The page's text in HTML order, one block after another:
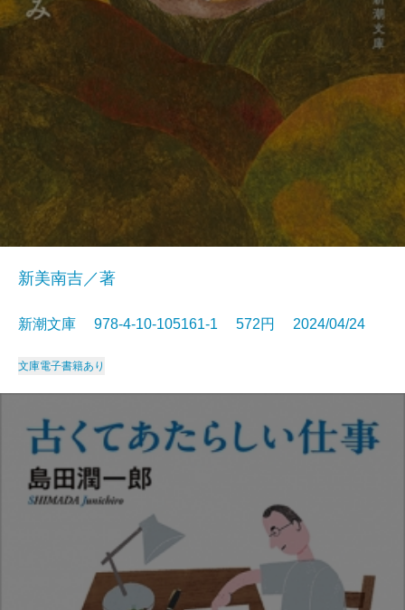
新美南吉／著
新潮文庫 978-4-10-105161-1 572円 2024/04/24
文庫電子書籍あり